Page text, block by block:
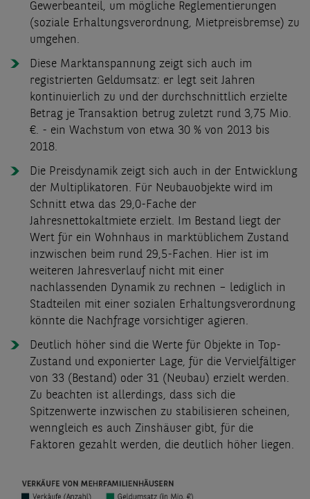
Gewerbeanteil, um mögliche Reglementierungen
(soziale Erhaltungsverordnung, Mietpreisbremse) zu
umgehen.
Diese Marktanspannung zeigt sich auch im
registrierten Geldumsatz: er legt seit Jahren
kontinuierlich zu und der durchschnittlich erzielte
Betrag je Transaktion betrug zuletzt rund 3,75 Mio.
€. - ein Wachstum von etwa 30 % von 2013 bis
2018.
Die Preisdynamik zeigt sich auch in der Entwicklung
der Multiplikatoren. Für Neubauobjekte wird im
Schnitt etwa das 29,0-Fache der
Jahresnettokaltmiete erzielt. Im Bestand liegt der
Wert für ein Wohnhaus in marktüblichem Zustand
inzwischen beim rund 29,5-Fachen. Hier ist im
weiteren Jahresverlauf nicht mit einer
nachlassenden Dynamik zu rechnen – lediglich in
Stadteilen mit einer sozialen Erhaltungsverordnung
könnte die Nachfrage vorsichtiger agieren.
Deutlich höher sind die Werte für Objekte in Top-
Zustand und exponierter Lage, für die Vervielfältiger
von 33 (Bestand) oder 31 (Neubau) erzielt werden.
Zu beachten ist allerdings, dass sich die
Spitzenwerte inzwischen zu stabilisieren scheinen,
wenngleich es auch Zinshäuser gibt, für die
Faktoren gezahlt werden, die deutlich höher liegen.